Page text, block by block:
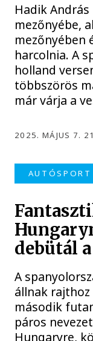
Hadik András
mezőnyébe,
mezőnyében
harcolnia. A
holland
többszörös
már várja a
2025. MÁJUS 7.
AUTÓSPORT
debütál
A
állnak rajthoz
második
páros
Hungaryre,